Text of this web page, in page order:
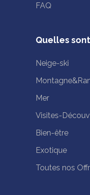
FAQ
Quelles
Neige-ski
Mer
Visites-
Bien-être
Exotique
Toutes nos